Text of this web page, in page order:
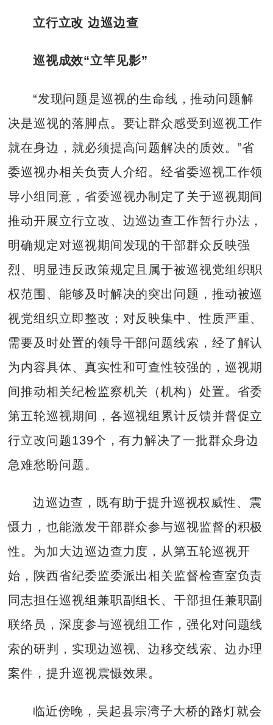
立行立改 边巡边查
巡视成效“立竿见影”
“发现问题是巡视的生命线，推动问题解
决是巡视的落脚点。要让群众感受到巡视工作
就在身边，就必须提高问题解决的质效。”省
委巡视办相关负责人介绍。经省委巡视工作领
导小组同意，省委巡视办制定了关于巡视期间
推动开展立行立改、边巡边查工作暂行办法，
明确规定对巡视期间发现的干部群众反映强
烈、明显违反政策规定且属于被巡视党组织职
权范围、能够及时解决的突出问题，推动被巡
视党组织立即整改；对反映集中、性质严重、
需要及时处置的领导干部问题线索，经了解认
为内容具体、真实性和可查性较强的，巡视期
间推动相关纪检监察机关（机构）处置。省委
第五轮巡视期间，各巡视组累计反馈并督促立
行立改问题139个，有力解决了一批群众身边
急难愁盼问题。
边巡边查，既有助于提升巡视权威性、震
慑力，也能激发干部群众参与巡视监督的积极
性。为加大边巡边查力度，从第五轮巡视开
始，陕西省纪委监委派出相关监督检查室负责
同志担任巡视组兼职副组长、干部担任兼职副
联络员，深度参与巡视组工作，强化对问题线
索的研判，实现边巡视、边移交线索、边办理
案件，提升巡视震慑效果。
临近傍晚，吴起县宗湾子大桥的路灯就会